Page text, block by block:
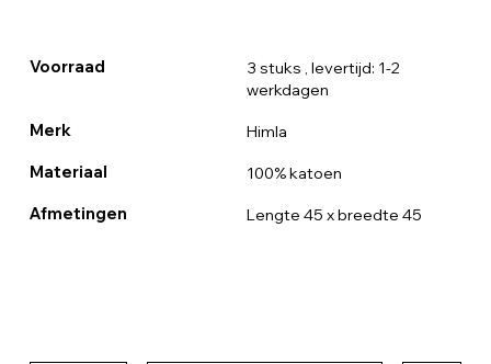
Voorraad 3 stuks , levertijd: 1-2
werkdagen
Merk Himla
Materiaal 100% katoen
Afmetingen Lengte 45 x breedte 45